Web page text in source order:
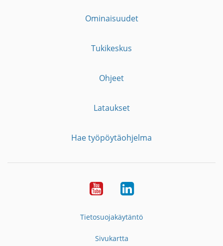
Ominaisuudet
Tukikeskus
Ohjeet
Lataukset
Hae työpöytäohjelma
YouTubeLinkedIn
Tietosuojakäytäntö
Sivukartta